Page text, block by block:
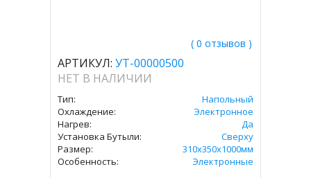
( 0 отзывов )
АРТИКУЛ: УТ-00000500
НЕТ В НАЛИЧИИ
Тип:
Напольный
Охлаждение:
Электронное
Нагрев:
Да
Установка Бутыли:
Сверху
Размер:
310х350х1000мм
Особенность:
Электронные